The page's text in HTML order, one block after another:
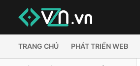
TRANG CHỦ PHÁT TRIỂN WEB